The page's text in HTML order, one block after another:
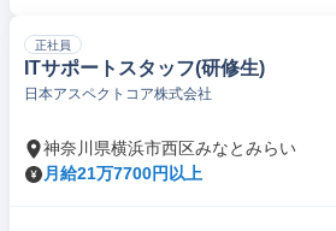
正社員
ITサポートスタッフ(研修生)
日本アスペクトコア株式会社
神奈川県横浜市西区みなとみらい
月給21万7700円以上